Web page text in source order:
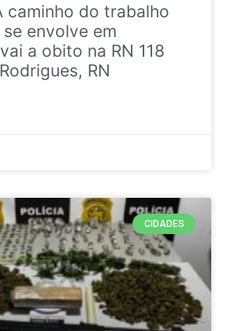
caminho do trabalho
envolve em
a obito na RN 118
RN
CIDADES